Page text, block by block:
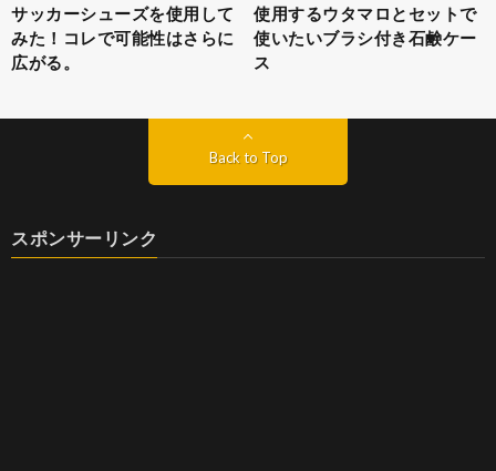
サッカーシューズを使用して
みた！コレで可能性はさらに
広がる。
使用するウタマロとセットで
使いたいブラシ付き石鹸ケー
ス
Back to Top
スポンサーリンク